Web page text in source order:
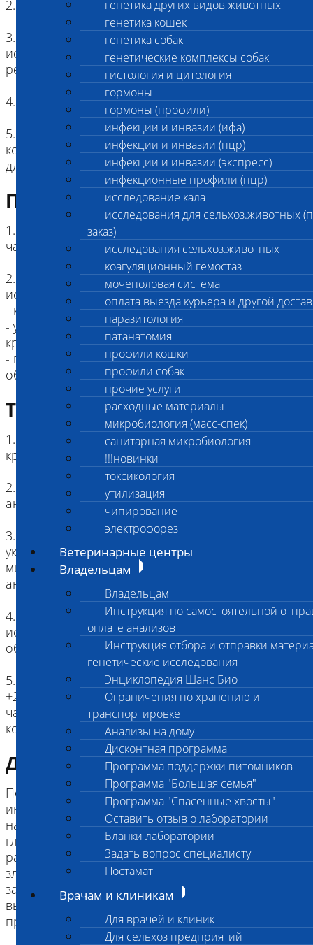
генетика других видов животных
генетика кошек
генетика собак
генетические комплексы собак
гистология и цитология
гормоны
гормоны (профили)
инфекции и инвазии (ифа)
инфекции и инвазии (пцр)
инфекции и инвазии (экспресс)
инфекционные профили (пцр)
исследование кала
исследования для сельхоз.животных
заказ)
исследования сельхоз.животных
коагуляционный гемостаз
мочеполовая система
оплата выезда курьера и другой
паразитология
патанатомия
профили кошки
профили собак
прочие услуги
расходные материалы
микробиология (масс-спек)
санитарная микробиология
!!!новинки
токсикология
утилизация
чипирование
электрофорез
Ветеринарные центры
Владельцам
Владельцам
Инструкция по самостоятельной
оплате анализов
Инструкция отбора и отправки
генетические исследования
Энциклопедия Шанс Био
Ограничения по хранению и
транспортировке
Анализы на дому
Дисконтная программа
Программа поддержки питомников
Программа "Большая семья"
Программа "Спасенные хвосты"
Оставить отзыв о лаборатории
Бланки лаборатории
Задать вопрос специалисту
Постамат
Врачам и клиникам
Для врачей и клиник
Для сельхоз предприятий
2. Метод: по Панченкову
3. Форма заключения по результатам
исследования: количественная оценка
результата определения
4. Единицы измерения: мм/час
5. Виды животных: информативно для собак,
кошек и лошадей; значение определения СОЭ
для других видов неизвестно
Подготовка к исследованию
1. Голодная диета: рекомендована в течение 8
часов
2. Факторы, влияющие на результат
исследования:
- кортикостероиодная терапия;
- увеличение концентрации желчных кислот в
крови;
- превышение рекомендуемого срока хранения
образца до исследования;
Требование к биоматериалу
1. Вид материала: цельная (несвернувшаяся)
кровь
2. Пробирка (контейнер): пробирка с
антикоагулянтом К2ЭДТА
3. Объем материала: должен соответствовать
указанному объему для выбранной пробирки,
минимальное количество для проведения
анализа – 0,5 мл.
4. Хранение: рекомендуется проводить
исследование в течение 2-х часов после взятия
образца
5. Доставка: не более 24-х часов при температуре
+2 - +8⁰С; при доставке в течение не более 2-х
часов пробирку можно транспортировать при
комнатной температуре; не замораживать!
Диагностическая информация
Повышено (ускорено): любые воспалительные и
инфекционные процессы, сопровождающиеся
накоплением в крови фибриногена, a-и b-
глобулинов; заболевания, сопровождающиеся
распадом (некрозом) тканей (инфаркты,
злокачественные новообразования, и т.д.);
заболевания паренхимы печени, ведущие к
выраженной диспротеинемии; злокачественные
процессы.